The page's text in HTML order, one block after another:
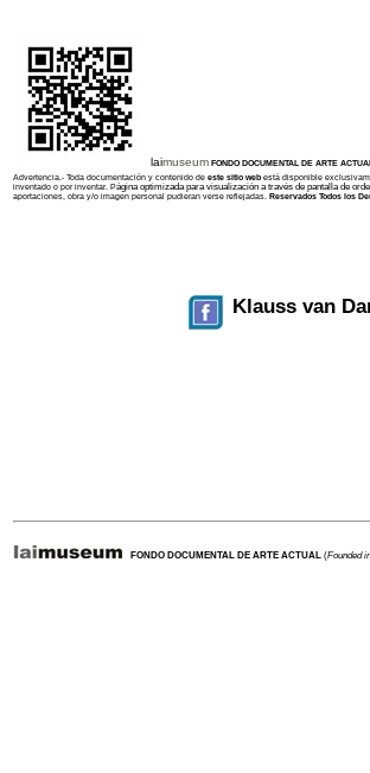
laimuseum FONDO DOCUMENTAL DE ARTE
Advertencia.- Toda documentación y contenido de este sitio web está disponible
inventado o por inventar. Página optimizada para visualización a través de pantalla de
aportaciones, obra y/o imagen personal pudieran verse reflejadas. Reservados Todos los
Klauss van
FONDO DOCUMENTAL DE ARTE ACTUAL (Founded